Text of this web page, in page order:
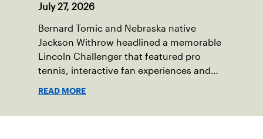
July 27, 2026
Bernard Tomic and Nebraska native
Jackson Withrow headlined a memorable
Lincoln Challenger that featured pro
tennis, interactive fan experiences and
READ MORE